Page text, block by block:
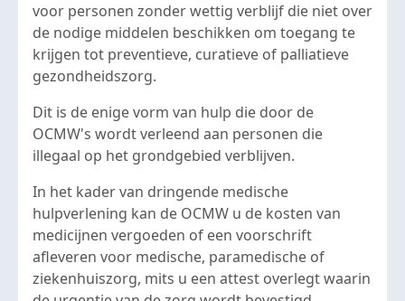
voor personen zonder wettig verblijf die niet over
de nodige middelen beschikken om toegang te
krijgen tot preventieve, curatieve of palliatieve
gezondheidszorg.
Dit is de enige vorm van hulp die door de
OCMW's wordt verleend aan personen die
illegaal op het grondgebied verblijven.
In het kader van dringende medische
hulpverlening kan de OCMW u de kosten van
medicijnen vergoeden of een voorschrift
afleveren voor medische, paramedische of
ziekenhuiszorg, mits u een attest overlegt waarin